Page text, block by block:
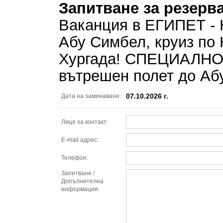
Запитване за
Ваканция в ЕГИПЕТ -
Абу Симбел, круиз по
Хургада!
вътрешен полет до
Дата на заминаване: 07.10.2026 г.
Лице за контакт:
E-mail адрес:
Телефон:
Запитване /
Допълнителна
информация: